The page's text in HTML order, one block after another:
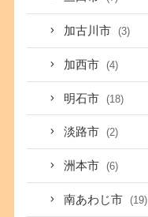
加古川市 (3)
加西市 (4)
明石市 (18)
淡路市 (2)
洲本市 (6)
南あわじ市 (19)